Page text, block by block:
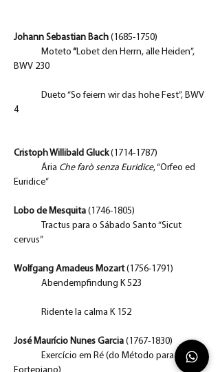
Johann Sebastian Bach (1685-1750)
Moteto “Lobet den Herrn, alle Heiden”,
BWV 230
4
Cristoph Willibald Gluck (1714-1787)
Ária Che farò senza Euridice, “Orfeo ed
Euridice”
Lobo de Mesquita (1746-1805)
cervus”
Wolfgang Amadeus Mozart (1756-1791)
	Abendempfindung K 523
	Ridente la calma K 152
José Maurício Nunes Garcia (1767-1830)